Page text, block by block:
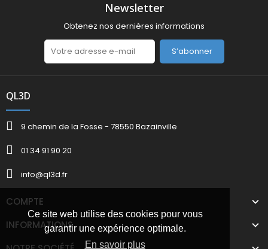
Ce site web utilise des cookies pour vous
garantir une expérience optimale.
En savoir plus
Newsletter
Obtenez nos dernières informations
S’abonner
QL3D
9 chemin de la Fosse - 78550 Bazainville
01 34 91 90 20
info@ql3d.fr
COMPTE
INFORMATIONS